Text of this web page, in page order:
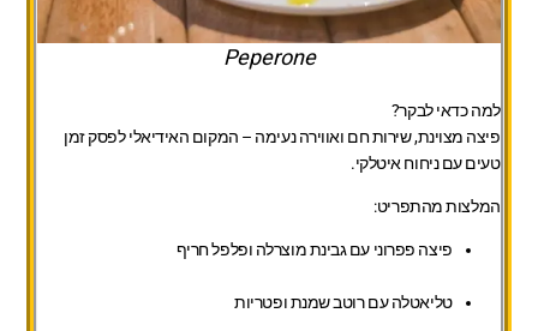
Peperone
למה כדאי לבקר?
פיצה מצוינת, שירות חם ואווירה נעימה – המקום האידיאלי לפסק זמן
טעים עם ניחוח איטלקי.
המלצות מהתפריט:
פיצה פפרוני עם גבינת מוצרלה ופלפל חריף
טליאטלה עם רוטב שמנת ופטריות